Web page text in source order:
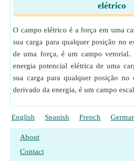
elétrico
O campo elétrico é a força em uma
sua carga para qualquer posição no
de uma força, é um campo vetorial.
energia potencial elétrica de uma
sua carga para qualquer posição no
derivado da energia, é um campo
English Spanish French
About
Contact